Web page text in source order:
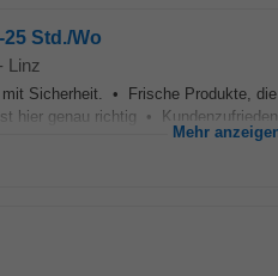
Std./Wo
- Linz
Sicherheit. • Frische Produkte,
hier genau richtig •
Mehr